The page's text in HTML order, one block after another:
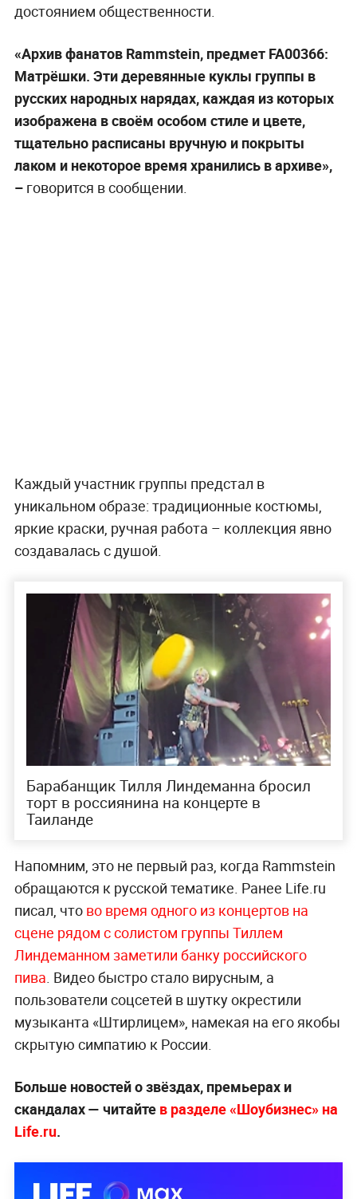
достоянием общественности.
«Архив фанатов Rammstein, предмет FA00366:
Матрёшки. Эти деревянные куклы группы в
русских народных нарядах, каждая из которых
изображена в своём особом стиле и цвете,
тщательно расписаны вручную и покрыты
лаком и некоторое время хранились в архиве»,
– говорится в сообщении.
Каждый участник группы предстал в
уникальном образе: традиционные костюмы,
яркие краски, ручная работа – коллекция явно
создавалась с душой.
Барабанщик Тилля Линдеманна бросил
торт в россиянина на концерте в
Таиланде
Напомним, это не первый раз, когда Rammstein
обращаются к русской тематике. Ранее Life.ru
писал, что во время одного из концертов на
сцене рядом с солистом группы Тиллем
Линдеманном заметили банку российского
пива . Видео быстро стало вирусным, а
пользователи соцсетей в шутку окрестили
музыканта «Штирлицем», намекая на его якобы
скрытую симпатию к России.
Больше новостей о звёздах, премьерах и
скандалах — читайте в разделе «Шоубизнес» на
Life.ru.